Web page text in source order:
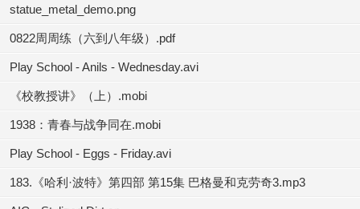
statue_metal_demo.png
0822周周练（六到八年级）.pdf
Play School - Anils - Wednesday.avi
《校教授讲》（上）.mobi
1938：青春与战争同在.mobi
Play School - Eggs - Friday.avi
183.《哈利·波特》第四部 第15集 巴格曼和克劳奇3.mp3